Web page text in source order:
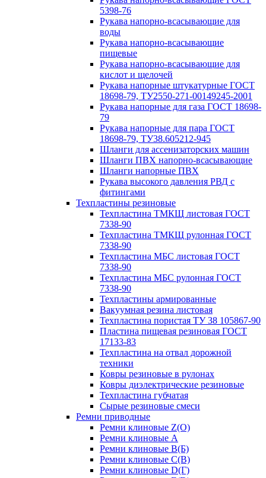
5398-76
Рукава напорно-всасывающие для
воды
Рукава напорно-всасывающие
пищевые
Рукава напорно-всасывающие для
кислот и щелочей
Рукава напорные штукатурные ГОСТ
18698-79, ТУ2550-271-00149245-2001
Рукава напорные для газа ГОСТ 18698-
79
Рукава напорные для пара ГОСТ
18698-79, ТУ38.605212-945
Шланги для ассенизаторских машин
Шланги ПВХ напорно-всасывающие
Шланги напорные ПВХ
Рукава высокого давления РВД с
фитингами
Техпластины резиновые
Техпластина ТМКЩ листовая ГОСТ
7338-90
Техпластина ТМКЩ рулонная ГОСТ
7338-90
Техпластина МБС листовая ГОСТ
7338-90
Техпластина МБС рулонная ГОСТ
7338-90
Техпластины армированные
Вакуумная резина листовая
Техпластина пористая ТУ 38 105867-90
Пластина пищевая резиновая ГОСТ
17133-83
Техпластина на отвал дорожной
техники
Ковры резиновые в рулонах
Ковры диэлектрические резиновые
Техпластина губчатая
Сырые резиновые смеси
Ремни приводные
Ремни клиновые Z(О)
Ремни клиновые A
Ремни клиновые B(Б)
Ремни клиновые C(В)
Ремни клиновые D(Г)